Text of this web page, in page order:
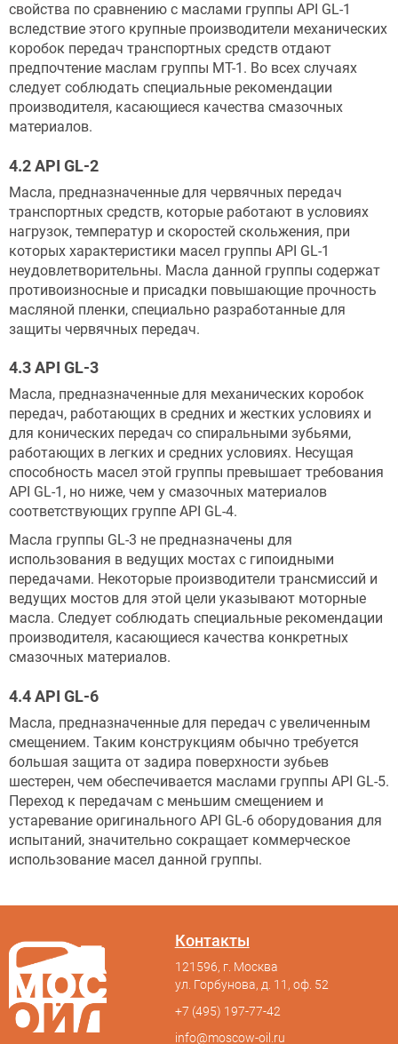
свойства по сравнению с маслами группы API GL-1
вследствие этого крупные производители механических
коробок передач транспортных средств отдают
предпочтение маслам группы MT-1. Во всех случаях
следует соблюдать специальные рекомендации
производителя, касающиеся качества смазочных
материалов.
4.2 API GL-2
Масла, предназначенные для червячных передач
транспортных средств, которые работают в условиях
нагрузок, температур и скоростей скольжения, при
которых характеристики масел группы API GL-1
неудовлетворительны. Масла данной группы содержат
противоизносные и присадки повышающие прочность
масляной пленки, специально разработанные для
защиты червячных передач.
4.3 API GL-3
Масла, предназначенные для механических коробок
передач, работающих в средних и жестких условиях и
для конических передач со спиральными зубьями,
работающих в легких и средних условиях. Несущая
способность масел этой группы превышает требования
API GL-1, но ниже, чем у смазочных материалов
соответствующих группе API GL-4.
Масла группы GL-3 не предназначены для
использования в ведущих мостах с гипоидными
передачами. Некоторые производители трансмиссий и
ведущих мостов для этой цели указывают моторные
масла. Следует соблюдать специальные рекомендации
производителя, касающиеся качества конкретных
смазочных материалов.
4.4 API GL-6
Масла, предназначенные для передач с увеличенным
смещением. Таким конструкциям обычно требуется
большая защита от задира поверхности зубьев
шестерен, чем обеспечивается маслами группы API GL-5.
Переход к передачам с меньшим смещением и
устаревание оригинального API GL-6 оборудования для
испытаний, значительно сокращает коммерческое
использование масел данной группы.
Контакты
121596, г. Москва
ул. Горбунова, д. 11, оф. 52
+7 (495) 197-77-42
info@moscow-oil.ru